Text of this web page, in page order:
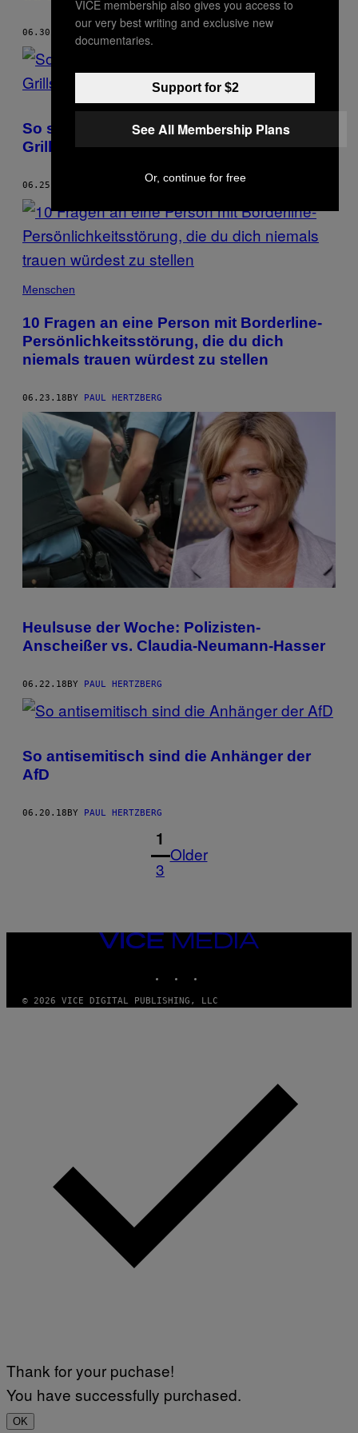
06.30.18 PAUL HERTZBERG
So sollen die DDR-Millionen den Berliner
Grillsommer retten
06.25.18 PAUL HERTZBERG
Menschen
10 Fragen an eine Person mit Borderline-
Persönlichkeitsstörung, die du dich
niemals trauen würdest zu stellen
06.23.18BY PAUL HERTZBERG
Heulsuse der Woche: Polizisten-
Anscheißer vs. Claudia-Neumann-Hasser
06.22.18 BY PAUL HERTZBERG
So antisemitisch sind die Anhänger der
AfD
06.20.18 BY PAUL HERTZBERG
1
3
Older
VICE
© 2026 VICE DIGITAL PUBLISHING, LLC
VICE membership also gives you access to
our very best writing and exclusive new
documentaries.
Support for $2
See All Membership Plans
Or, continue for free
Thank for your puchase!
You have successfully purchased.
OK